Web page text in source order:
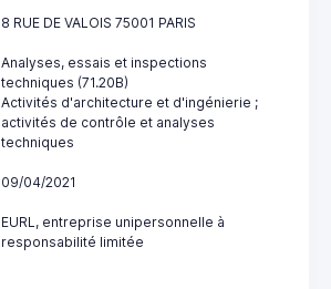
8 RUE DE VALOIS 75001 PARIS
Analyses, essais et inspections
techniques (71.20B)
Activités d'architecture et d'ingénierie ;
activités de contrôle et analyses
techniques
09/04/2021
EURL, entreprise unipersonnelle à
responsabilité limitée